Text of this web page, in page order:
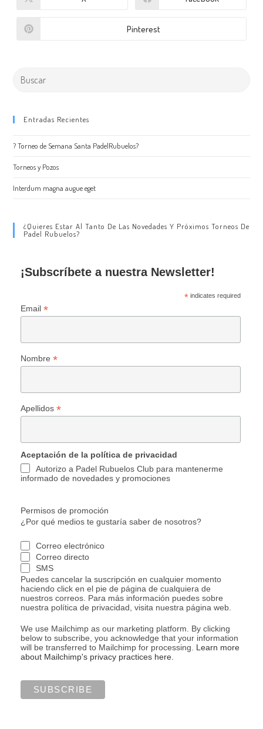
Pinterest
Entradas Recientes
? Torneo de Semana Santa PadelRubuelos?
Torneos y Pozos
Interdum magna augue eget
¿Quieres Estar Al Tanto De Las Novedades Y Próximos Torneos De
Padel Rubuelos?
¡Subscríbete a nuestra Newsletter!
*indicates required
Email *
Nombre *
Apellidos *
Aceptación de la política de privacidad
Autorizo a Padel Rubuelos Club para mantenerme
informado de novedades y promociones
Permisos de promoción
¿Por qué medios te gustaría saber de nosotros?
Correo electrónico
Correo directo
SMS
Puedes cancelar la suscripción en cualquier momento
haciendo click en el pie de página de cualquiera de
nuestros correos. Para más información puedes sobre
nuestra política de privacidad, visita nuestra página web.
We use Mailchimp as our marketing platform. By clicking
below to subscribe, you acknowledge that your information
will be transferred to Mailchimp for processing. Learn more
about Mailchimp's privacy practices here.